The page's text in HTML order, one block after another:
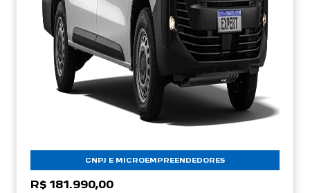
CNPJ E MICROEMPREENDEDORES
R$ 181.990,00